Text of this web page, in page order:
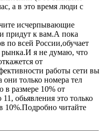
а в это время люди с
исчерпывающие
придут к вам.А пока
по всей России,обучает
рынка.И я не думаю, что
от
работы сети вы
только номера тел
размере 10% от
обьявления это только
10%.Подробно читайте